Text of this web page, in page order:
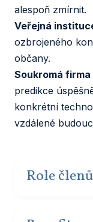
alespoň zmírnit.
Veřejná
ozbrojeného
občany.
Soukromá firma
predikce
konkrétní
vzdálené
Role